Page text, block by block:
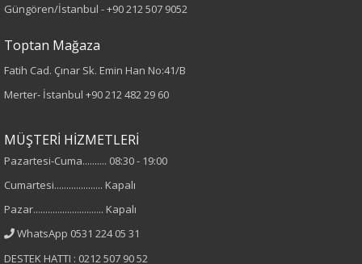
Düz
Kumaş
%100 Polyester
Kadın
Truvakar Kol
Güngören/İstanbul -+90 212 507 9052
Toptan Mağaza
Fatih Cad. Çınar Sk. Emin Han No:41/B
Merter- İstanbul +90 212 482 29 60
MÜŞTERİ HİZMETLERİ
Pazartesi-Cuma.......... 08:30 - 19:00
Cumartesi.................... Kapalı
Pazar............................. Kapalı
WhatsApp 0531 224 05 31
DESTEK HATTI : 0212 507 90 52